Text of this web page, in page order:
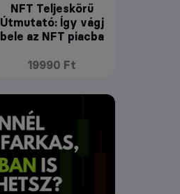
NFT Teljeskörű
Útmutató: Így vágj
bele az NFT piacba
19990 Ft